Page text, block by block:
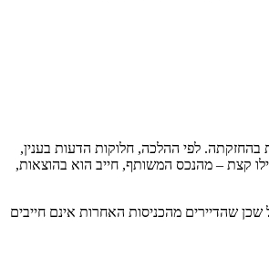
בהחזקתה. לפי ההלכה, חלוקות הדעות בענין,
סעיף ג, שרק שותף שנהנה – אפילו קצת – מהנכס המשותף, חייב הוא בהוצאות,
שכן שהדיירים מהכניסות האחרות אינם חייבים